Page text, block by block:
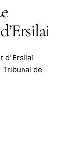
d'Ersilai
Tribunal de